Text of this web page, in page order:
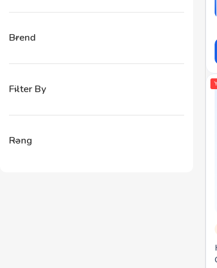
Brend
Filter By
Rəng